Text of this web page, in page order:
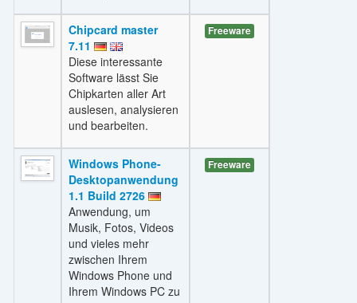
Chipcard master
7.11
Diese interessante
Software lässt Sie
Chipkarten aller Art
auslesen, analysieren
und bearbeiten.
Freeware
Windows Phone-
Desktopanwendung
1.1 Build 2726
Anwendung, um
Musik, Fotos, Videos
und vieles mehr
zwischen Ihrem
Windows Phone und
Ihrem Windows PC zu
Freeware